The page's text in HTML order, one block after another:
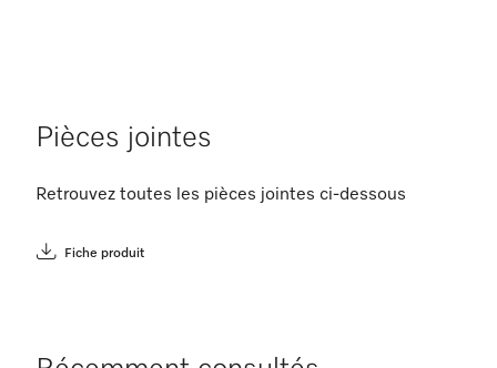
Pièces jointes
Retrouvez toutes les pièces jointes ci-dessous
Fiche produit